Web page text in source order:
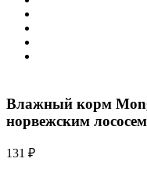
Влажный корм
норвежским
131 ₽